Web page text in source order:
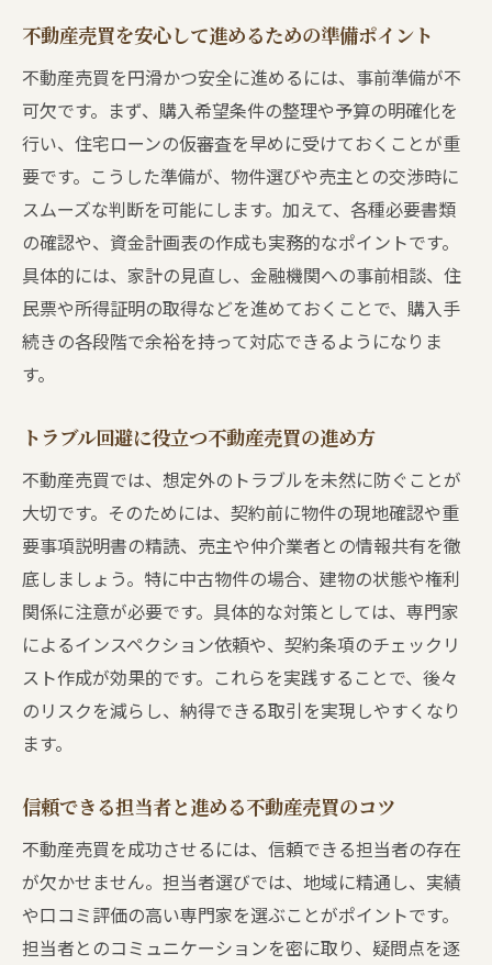
不動産売買を安心して進めるための準備ポイント
不動産売買を円滑かつ安全に進めるには、事前準備が不
可欠です。まず、購入希望条件の整理や予算の明確化を
行い、住宅ローンの仮審査を早めに受けておくことが重
要です。こうした準備が、物件選びや売主との交渉時に
スムーズな判断を可能にします。加えて、各種必要書類
の確認や、資金計画表の作成も実務的なポイントです。
具体的には、家計の見直し、金融機関への事前相談、住
民票や所得証明の取得などを進めておくことで、購入手
続きの各段階で余裕を持って対応できるようになりま
す。
トラブル回避に役立つ不動産売買の進め方
不動産売買では、想定外のトラブルを未然に防ぐことが
大切です。そのためには、契約前に物件の現地確認や重
要事項説明書の精読、売主や仲介業者との情報共有を徹
底しましょう。特に中古物件の場合、建物の状態や権利
関係に注意が必要です。具体的な対策としては、専門家
によるインスペクション依頼や、契約条項のチェックリ
スト作成が効果的です。これらを実践することで、後々
のリスクを減らし、納得できる取引を実現しやすくなり
ます。
信頼できる担当者と進める不動産売買のコツ
不動産売買を成功させるには、信頼できる担当者の存在
が欠かせません。担当者選びでは、地域に精通し、実績
や口コミ評価の高い専門家を選ぶことがポイントです。
担当者とのコミュニケーションを密に取り、疑問点を逐